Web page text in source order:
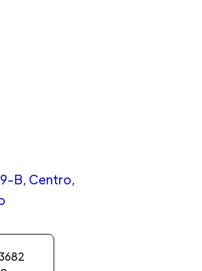
B, Centro,